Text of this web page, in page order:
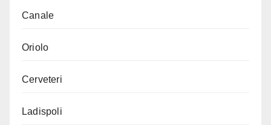
Canale
Oriolo
Cerveteri
Ladispoli